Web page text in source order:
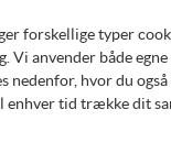
med de mest
i et
til at give
siden de
forskellige typer
Vi anvender både
nedenfor, hvor du
enhver tid trække dit